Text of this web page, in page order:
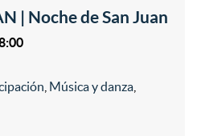
| Noche de San Juan
Música y danza